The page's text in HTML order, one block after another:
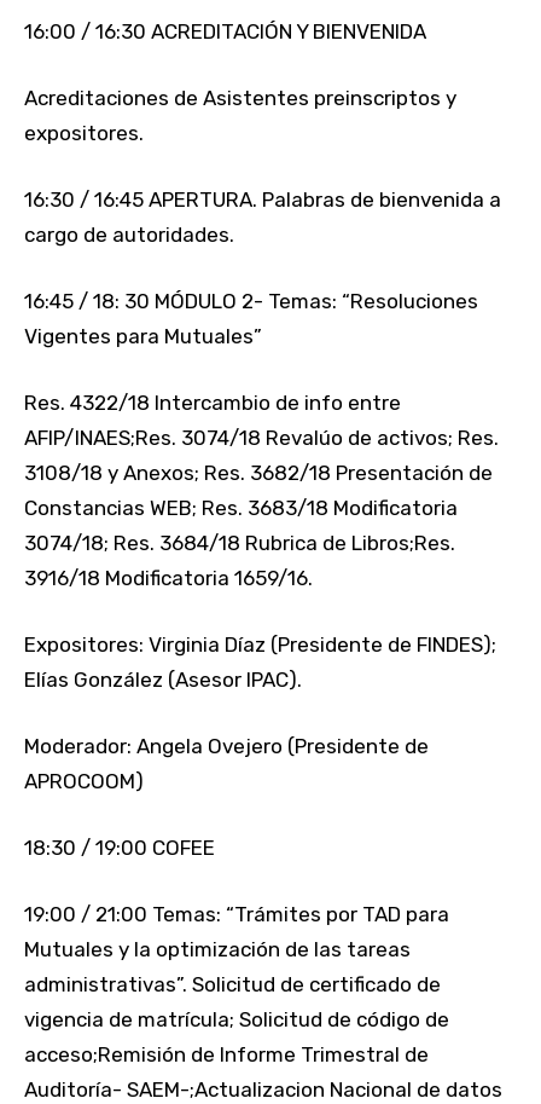
16:00 / 16:30 ACREDITACIÓN Y BIENVENIDA
Acreditaciones de Asistentes preinscriptos y
expositores.
16:30 / 16:45 APERTURA. Palabras de bienvenida a
cargo de autoridades.
16:45 / 18: 30 MÓDULO 2- Temas: “Resoluciones
Vigentes para Mutuales”
Res. 4322/18 Intercambio de info entre
AFIP/INAES;Res. 3074/18 Revalúo de activos; Res.
3108/18 y Anexos; Res. 3682/18 Presentación de
Constancias WEB; Res. 3683/18 Modificatoria
3074/18; Res. 3684/18 Rubrica de Libros;Res.
3916/18 Modificatoria 1659/16.
Expositores: Virginia Díaz (Presidente de FINDES);
Elías González (Asesor IPAC).
Moderador: Angela Ovejero (Presidente de
APROCOOM)
18:30 / 19:00 COFEE
19:00 / 21:00 Temas: “Trámites por TAD para
Mutuales y la optimización de las tareas
administrativas”. Solicitud de certificado de
vigencia de matrícula; Solicitud de código de
acceso;Remisión de Informe Trimestral de
Auditoría- SAEM-;Actualizacion Nacional de datos